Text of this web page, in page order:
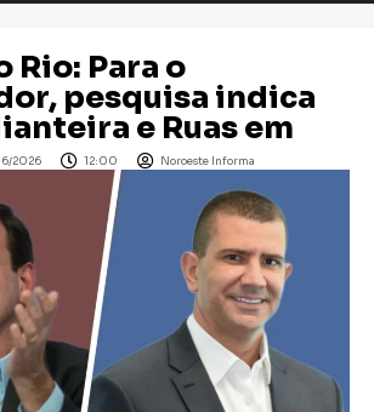
Rio: Para o
pesquisa indica
e Ruas em
2026 12:00 Noroeste Informa